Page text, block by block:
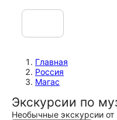
Главная
Россия
Магас
Экскурсии по
Необычные экскурсии